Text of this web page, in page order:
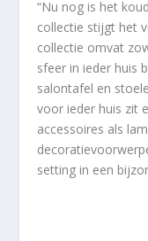
“Nu nog is het
collectie stijgt het
collectie omvat
sfeer in ieder huis
salontafel en
voor ieder huis zit
accessoires als
setting in een